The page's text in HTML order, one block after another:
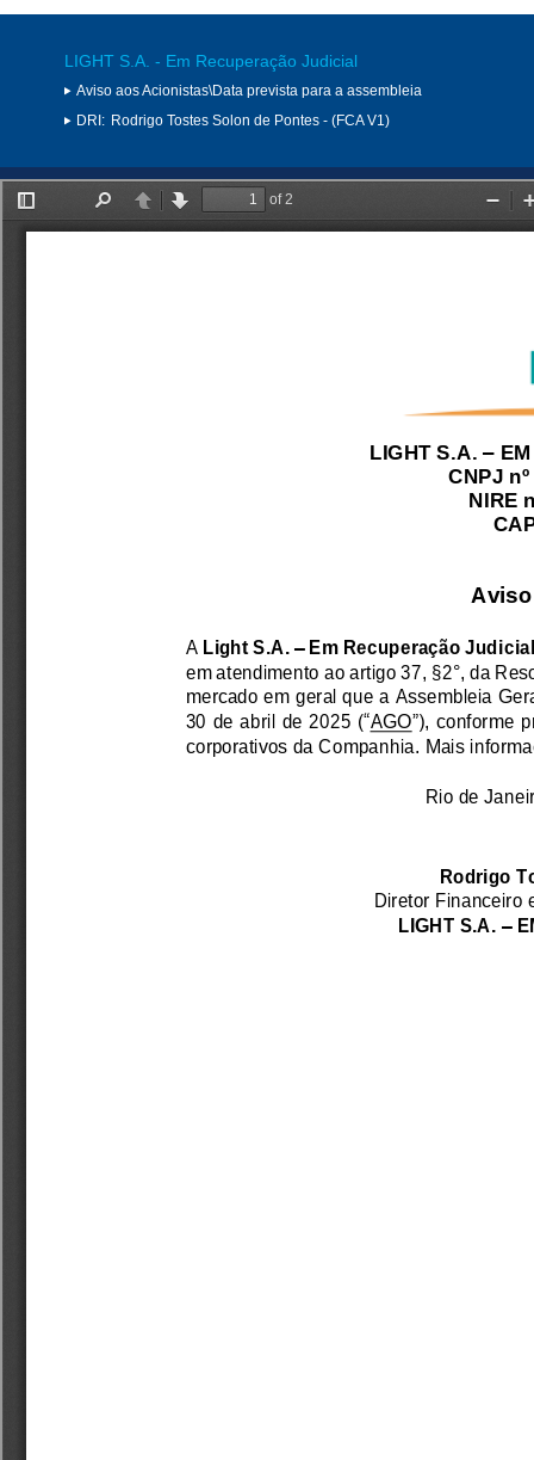
LIGHT S.A. - Em Recuperação Judicial
Aviso aos Acionistas\Data prevista para a assembleia
DRI: Rodrigo Tostes Solon de Pontes - (FCA V1)